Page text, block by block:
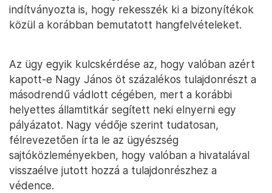
indítványozta is, hogy rekesszék ki a bizonyítékok
közül a korábban bemutatott hangfelvételeket.
Az ügy egyik kulcskérdése az, hogy valóban azért
kapott-e Nagy János öt százalékos tulajdonrészt a
másodrendű vádlott cégében, mert a korábbi
helyettes államtitkár segített neki elnyerni egy
pályázatot. Nagy védője szerint tudatosan,
félrevezetően írta le az ügyészség
sajtóközleményekben, hogy valóban a hivatalával
visszaélve jutott hozzá a tulajdonrészhez a
védence.